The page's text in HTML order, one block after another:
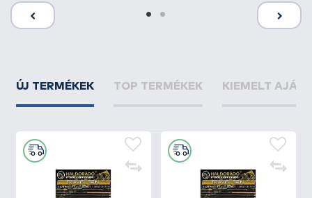
ÚJ TERMÉKEK TOP TERMÉKEK KIEMELT